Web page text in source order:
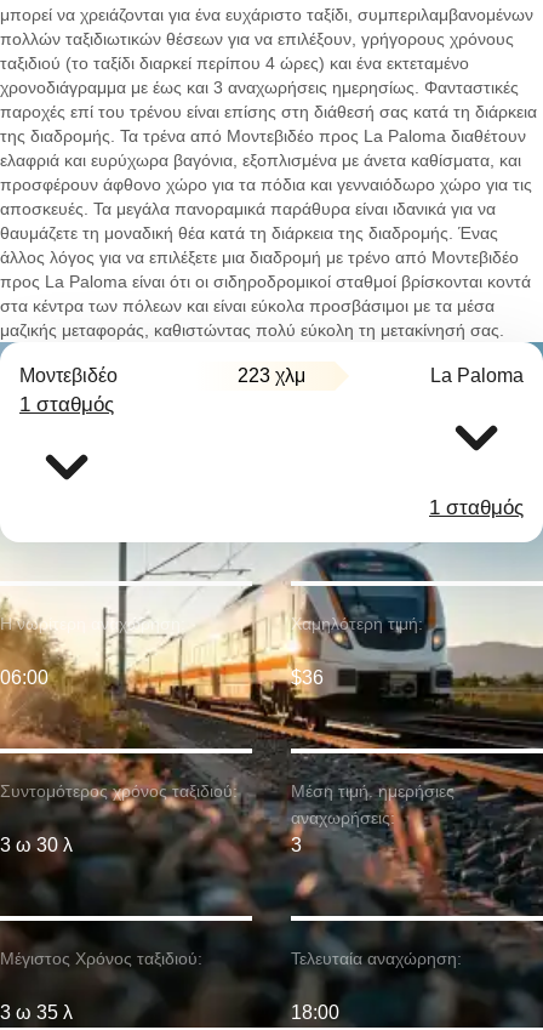
μπορεί να χρειάζονται για ένα ευχάριστο ταξίδι, συμπεριλαμβανομένων
πολλών ταξιδιωτικών θέσεων για να επιλέξουν, γρήγορους χρόνους
ταξιδιού (το ταξίδι διαρκεί περίπου 4 ώρες) και ένα εκτεταμένο
χρονοδιάγραμμα με έως και 3 αναχωρήσεις ημερησίως. Φανταστικές
παροχές επί του τρένου είναι επίσης στη διάθεσή σας κατά τη διάρκεια
της διαδρομής. Τα τρένα από Μοντεβιδέο προς La Paloma διαθέτουν
ελαφριά και ευρύχωρα βαγόνια, εξοπλισμένα με άνετα καθίσματα, και
προσφέρουν άφθονο χώρο για τα πόδια και γενναιόδωρο χώρο για τις
αποσκευές. Τα μεγάλα πανοραμικά παράθυρα είναι ιδανικά για να
θαυμάζετε τη μοναδική θέα κατά τη διάρκεια της διαδρομής. Ένας
άλλος λόγος για να επιλέξετε μια διαδρομή με τρένο από Μοντεβιδέο
προς La Paloma είναι ότι οι σιδηροδρομικοί σταθμοί βρίσκονται κοντά
στα κέντρα των πόλεων και είναι εύκολα προσβάσιμοι με τα μέσα
μαζικής μεταφοράς, καθιστώντας πολύ εύκολη τη μετακίνησή σας.
Μοντεβιδέο 223 χλμ La Paloma
1 σταθμός
1 σταθμός
Συντομότερος χρόνος ταξιδιού:
3 ω 30 λ
Η νωρίτερη αναχώρηση:
06:00
Μέγιστος Χρόνος ταξιδιού:
3 ω 35 λ
Χαμηλότερη τιμή:
$36
Μέση τιμή. ημερήσιες
αναχωρήσεις:
3
Τελευταία αναχώρηση:
18:00